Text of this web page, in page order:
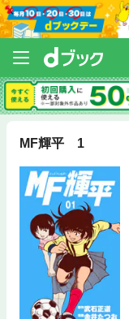
MF輝平 1